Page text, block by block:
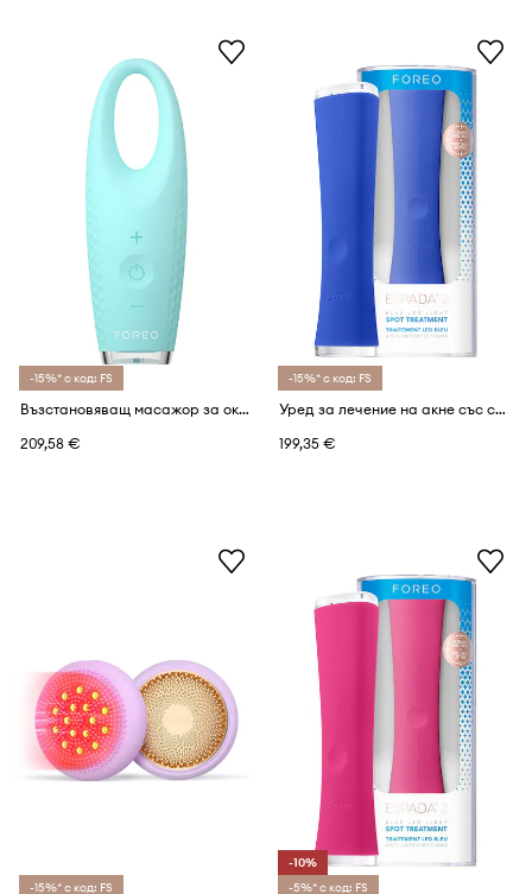
-15%* с код: FS
Възстановяващ масажор за околоочния контур FOREO IRIS 2 Eye Massager Mint
209,58 €
-15%* с код: FS
Уред за лечение на акне със синя led светлина FOREO ESPADA 2 Cobalt Blue
199,35 €
-15%* с код: FS
-10%
-5%* с код: FS